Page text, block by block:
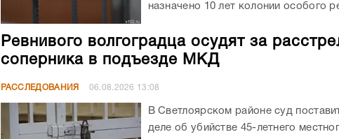
назначено 10 лет колонии особого
Ревнивого волгоградца осудят за
соперника в подъезде МКД
РАССЛЕДОВАНИЯ 06.08.2026 13:08
В Светлоярском районе суд
деле об убийстве 45-летнего